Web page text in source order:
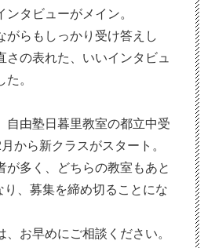
タビューがメイン。
がらもしっかり受け答えし
さの表れた、いいインタビュ
。
自由塾日暮里教室の都立中受
から新クラスがスタート。
が多く、どちらの教室もあと
り、募集を締め切ることにな
、お早めにご相談ください。